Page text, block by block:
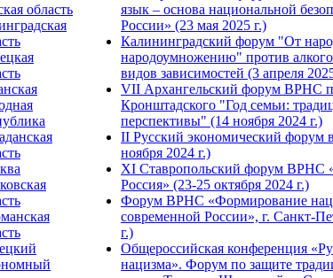
область
язык – основа национальной
России» (23 мая 2025 г.)
Калининградский форум "От
народоумножению" против
видов зависимостей (3 апреля
VII Архангельский форум ВРНС
Кронштадского "Год семьи:
перспективы" (14 ноября 2024 г.)
II Русский экономический форум
ноября 2024 г.)
ХI Ставропольский форум ВРНС
Россия» (23-25 октября 2024 г.)
Форум ВРНС «Формирование
современной России», г. Санкт-
г.)
Общероссийская конференция
нацизма». Форум по защите